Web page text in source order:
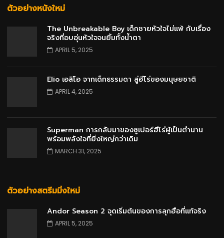
ตัวอย่างหนังใหม่
The Unbreakable Boy เด็กชายหัวใจไม่แพ้ กับเรื่อง
จริงที่อบอุ่นหัวใจจนยิ้มทั้งน้ำตา
APRIL 5, 2025
Elio เอลิโอ จากเด็กธรรมดา สู่ฮีโร่ของมนุษยชาติ
APRIL 4, 2025
Superman การกลับมาของซูเปอร์ฮีโร่ผู้เป็นตำนาน
พร้อมพลังใจที่ยิ่งใหญ่กว่าเดิม
MARCH 31, 2025
ตัวอย่างสตรีมมิ่งใหม่
Andor Season 2 จุดเริ่มต้นของการลุกฮือที่แท้จริง
APRIL 5, 2025